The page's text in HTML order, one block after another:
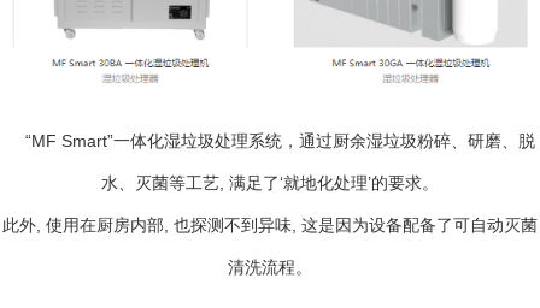
“MF Smart”一体化湿垃圾处理系统，通过厨余湿垃圾粉碎、研磨、脱
水、灭菌等工艺, 满足了‘就地化处理’的要求。
此外, 使用在厨房内部, 也探测不到异味, 这是因为设备配备了可自动灭菌
清洗流程。